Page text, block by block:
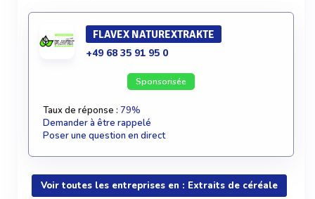
FLAVEX NATUREXTRAKTE
+49 68 35 91 95 0
Sponsorisée
Taux de réponse : 79%
Demander à être rappelé
Poser une question en direct
Voir toutes les entreprises en : Extraits de céréale